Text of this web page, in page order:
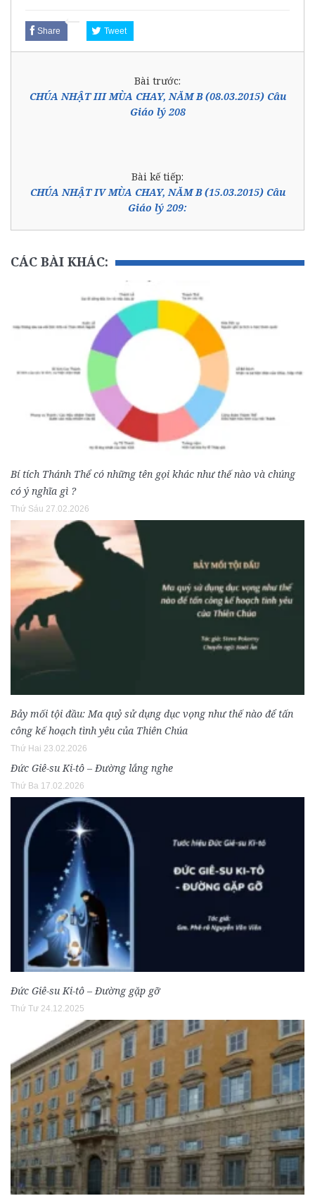
Share Tweet
Bài trước:
CHÚA NHẬT III MÙA CHAY, NĂM B (08.03.2015) Câu
Giáo lý 208
Bài kế tiếp:
CHÚA NHẬT IV MÙA CHAY, NĂM B (15.03.2015) Câu
Giáo lý 209:
CÁC BÀI KHÁC:
Bí tích Thánh Thể có những tên gọi khác như thế nào và chúng
có ý nghĩa gì ?
Thứ Sáu 27.02.2026
Bảy mối tội đầu: Ma quỷ sử dụng dục vọng như thế nào để tấn
công kế hoạch tình yêu của Thiên Chúa
Thứ Hai 23.02.2026
Đức Giê-su Ki-tô – Đường lắng nghe
Thứ Ba 17.02.2026
Đức Giê-su Ki-tô – Đường gặp gỡ
Thứ Tư 24.12.2025